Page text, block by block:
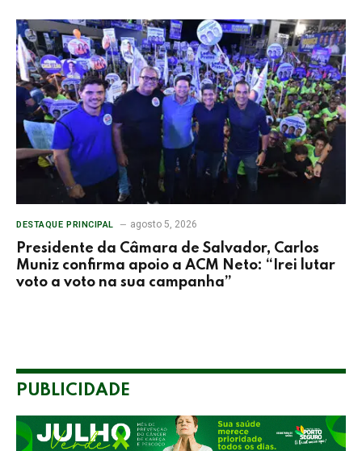
DESTAQUE PRINCIPAL agosto 5, 2026
Presidente da Câmara de Salvador, Carlos
Muniz confirma apoio a ACM Neto: “Irei lutar
voto a voto na sua campanha”
PUBLICIDADE